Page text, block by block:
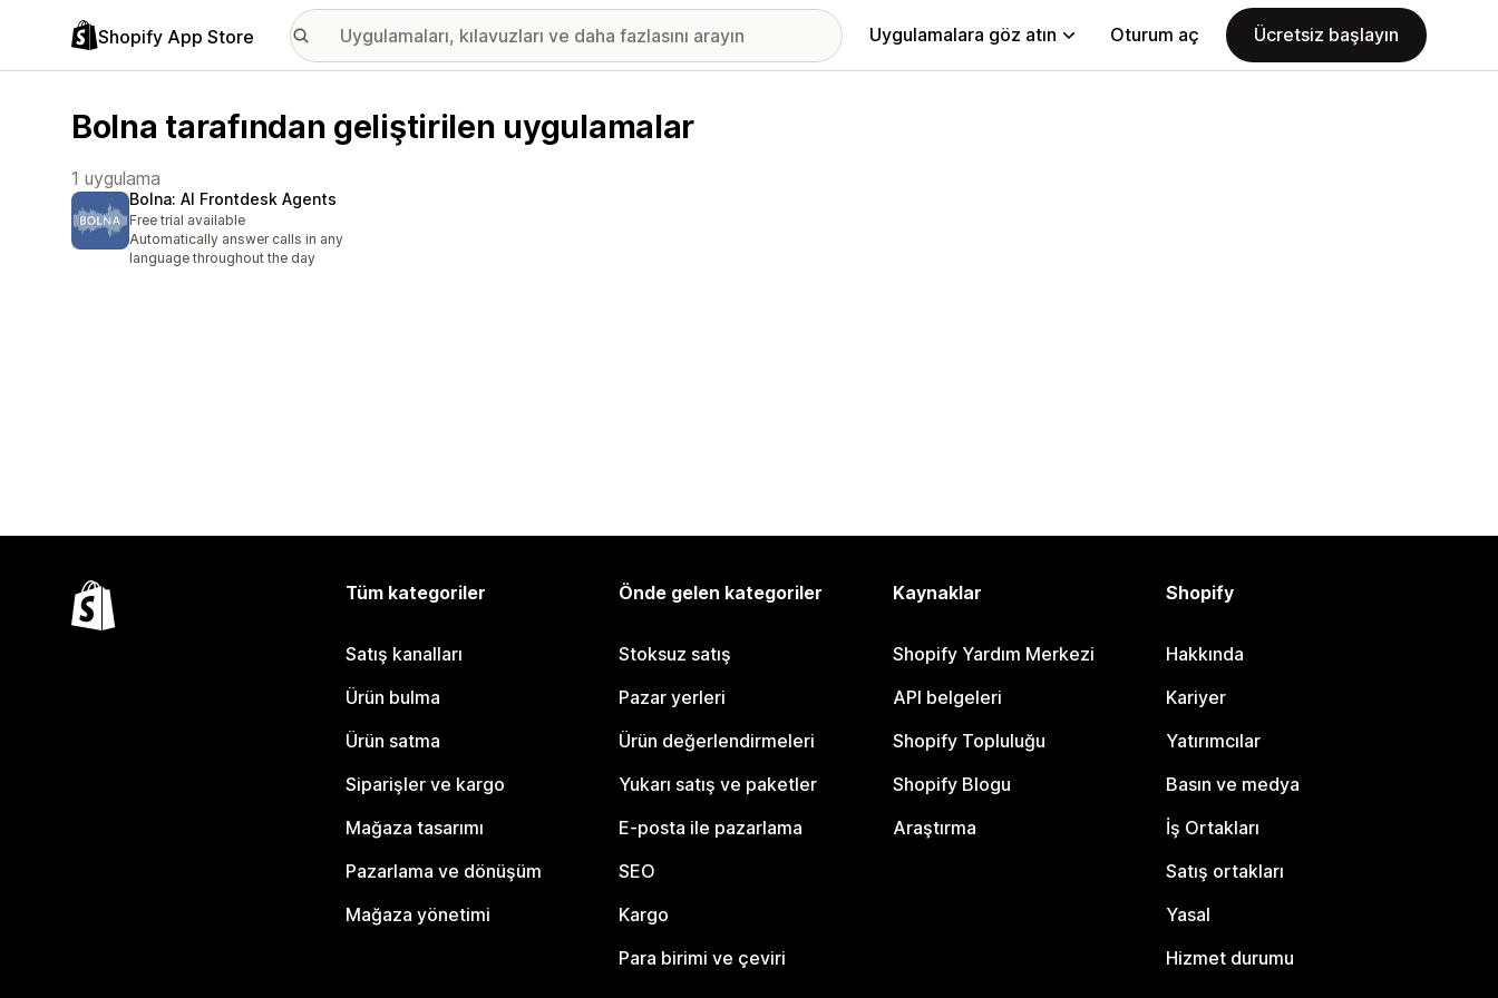
Shopify App Store Uygulamalara göz atın Oturum aç Ücretsiz başlayın
Bolna tarafından geliştirilen uygulamalar
1 uygulama
Bolna: AI Frontdesk Agents
Free trial available
Automatically answer calls in any
language throughout the day
Tüm kategoriler
Satış kanalları
Ürün bulma
Ürün satma
Siparişler ve kargo
Mağaza tasarımı
Pazarlama ve dönüşüm
Mağaza yönetimi
Önde gelen kategoriler
Stoksuz satış
Pazar yerleri
Ürün değerlendirmeleri
Yukarı satış ve paketler
E-posta ile pazarlama
SEO
Kargo
Para birimi ve çeviri
Kaynaklar
Shopify Yardım Merkezi
API belgeleri
Shopify Topluluğu
Shopify Blogu
Araştırma
Shopify
Hakkında
Kariyer
Yatırımcılar
Basın ve medya
İş Ortakları
Satış ortakları
Yasal
Hizmet durumu